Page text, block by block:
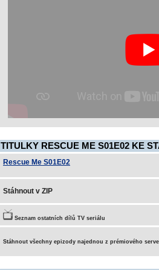
TITULKY RESCUE ME S01E02 KE
Rescue Me S01E02
Stáhnout v ZIP
Seznam ostatních dílů TV seriálu
Stáhnout všechny epizody najednou z prémiového